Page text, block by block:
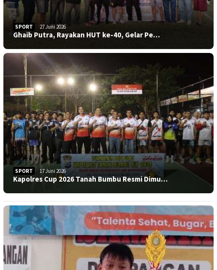
SPORT 27 Juni 2026
Ghaib Putra, Rayakan HUT ke-40, Gelar Pe…
SPORT 17 Juni 2026
Kapolres Cup 2026 Tanah Bumbu Resmi Dimu…